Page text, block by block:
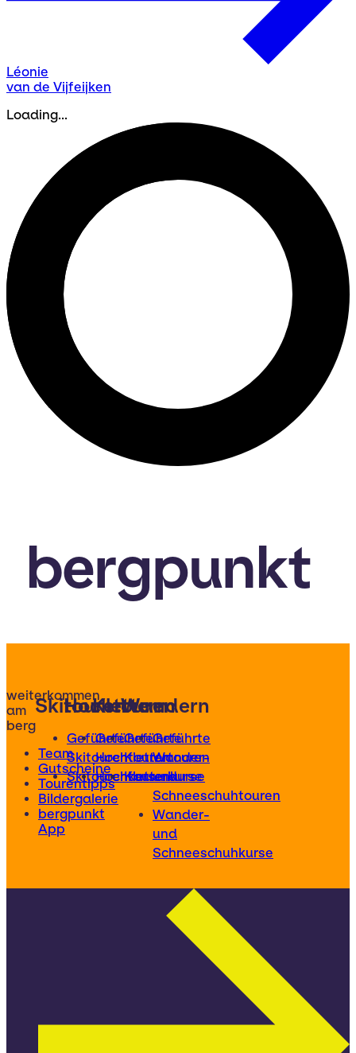
Léonie
van de Vijfeijken
Loading...
bergpunkt
weiterkommen
am
berg
Team
Gutscheine
Tourentipps
Bildergalerie
bergpunkt
App
Skitouren
Geführte
Skitouren
Skitourenkurse
Hochtouren
Geführte
Hochtouren
Hochtourenkurse
Klettern
Geführte
Klettertouren
Kletterkurse
Wandern
Geführte
Wander-
und
Schneeschuhtouren
Wander-
und
Schneeschuhkurse